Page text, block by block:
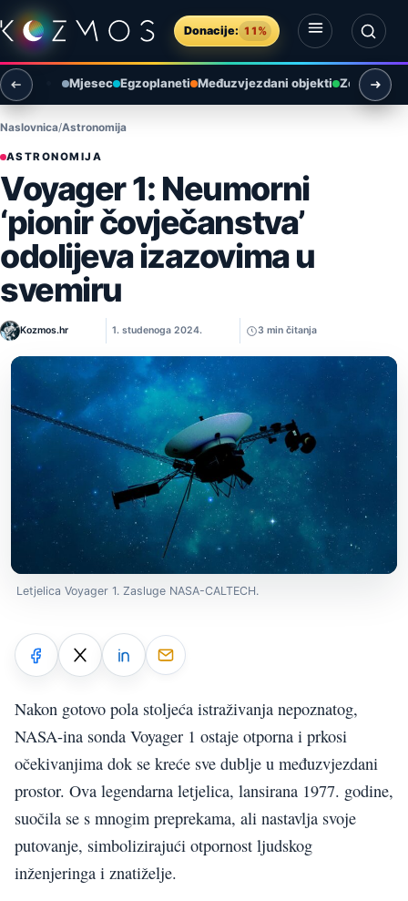
Preskoči na sadržaj
Donacije: 11%
Otvori izbornik
Otvori pretragu
Mjesec Egzoplaneti Međuzvjezdani objekti Zemlja i
Naslovnica Astronomija
ASTRONOMIJA
Voyager 1: Neumorni
‘pionir čovječanstva’
odolijeva izazovima u
svemiru
Kozmos.hr 1. studenoga 2024. 3 min čitanja
Letjelica Voyager 1. Zasluge NASA-CALTECH.
Nakon gotovo pola stoljeća istraživanja nepoznatog,
NASA-ina sonda Voyager 1 ostaje otporna i prkosi
očekivanjima dok se kreće sve dublje u međuzvjezdani
prostor. Ova legendarna letjelica, lansirana 1977. godine,
suočila se s mnogim preprekama, ali nastavlja svoje
putovanje, simbolizirajući otpornost ljudskog
inženjeringa i znatiželje.